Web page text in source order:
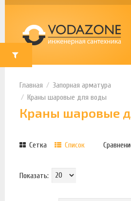
Запорная арматура
Краны шаровые для воды
Краны шаровые
Сетка Список
Показать: